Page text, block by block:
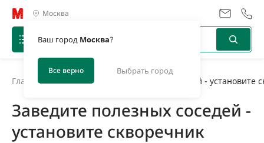
Москва
Ваш город Москва?
Все верно Выбрать город
Главная Заведите полезных соседей - установите
Заведите полезных соседей -
установите скворечник